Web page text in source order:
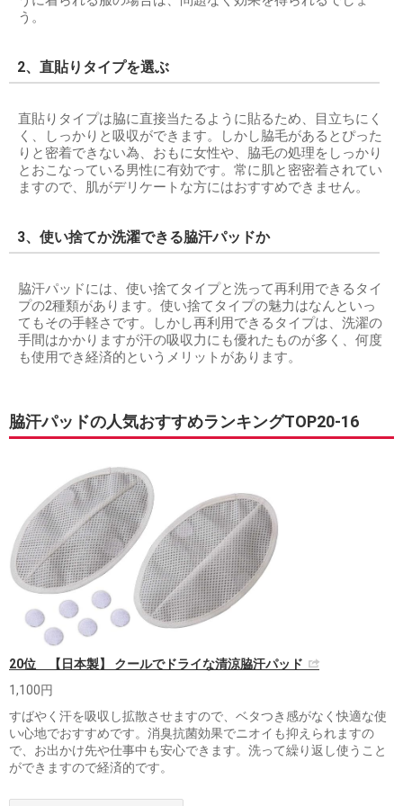
う。
2、直貼りタイプを選ぶ
直貼りタイプは脇に直接当たるように貼るため、目立ちにく
く、しっかりと吸収ができます。しかし脇毛があるとぴった
りと密着できない為、おもに女性や、脇毛の処理をしっかり
とおこなっている男性に有効です。常に肌と密密着されてい
ますので、肌がデリケートな方にはおすすめできません。
3、使い捨てか洗濯できる脇汗パッドか
脇汗パッドには、使い捨てタイプと洗って再利用できるタイ
プの2種類があります。使い捨てタイプの魅力はなんといっ
てもその手軽さです。しかし再利用できるタイプは、洗濯の
手間はかかりますが汗の吸収力にも優れたものが多く、何度
も使用でき経済的というメリットがあります。
脇汗パッドの人気おすすめランキングTOP20-16
20位 【日本製】 クールでドライな清涼脇汗パッド
1,100円
すばやく汗を吸収し拡散させますので、ベタつき感がなく快適な使
い心地でおすすめです。消臭抗菌効果でニオイも抑えられますの
で、お出かけ先や仕事中も安心できます。洗って繰り返し使うこと
ができますので経済的です。